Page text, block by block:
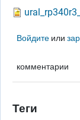
Войдите или
комментарии
Теги